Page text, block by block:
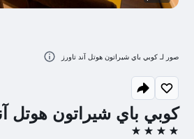
كوبي باي شيراتون هوتل
4 نجوم
صور لـ كوبي باي شيراتون هوتل آند تاورز